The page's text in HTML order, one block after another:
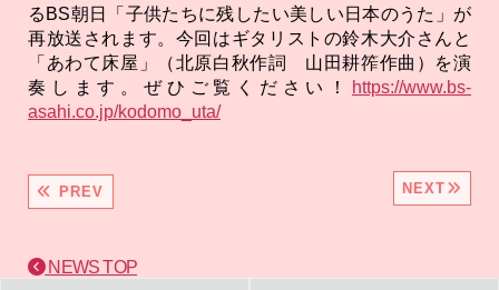
るBS朝日「子供たちに残したい美しい日本のうた」が
再放送されます。今回はギタリストの鈴木大介さんと
「あわて床屋」（北原白秋作詞 山田耕筰作曲）を演
奏します。ぜひご覧ください！
https://www.bs-
asahi.co.jp/kodomo_uta/
PREV NEXT
NEWS TOP